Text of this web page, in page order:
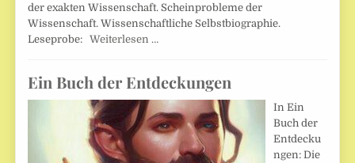
der exakten Wissenschaft. Scheinprobleme der
Wissenschaft. Wissenschaftliche Selbstbiographie.
Leseprobe:Weiterlesen …
Ein Buch der Entdeckungen
In Ein
Buch der
Entdecku
ngen: Die